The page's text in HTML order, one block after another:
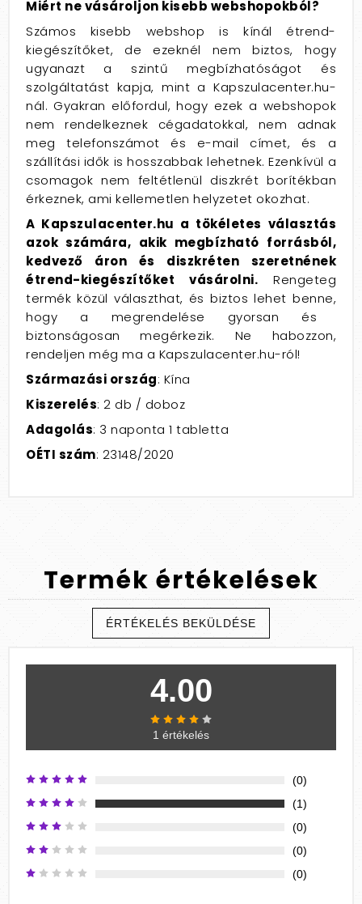
Miért ne vásároljon kisebb webshopokból?
Számos kisebb webshop is kínál étrend-
kiegészítőket, de ezeknél nem biztos, hogy
ugyanazt a szintű megbízhatóságot és
szolgáltatást kapja, mint a Kapszulacenter.hu-
nál. Gyakran előfordul, hogy ezek a webshopok
nem rendelkeznek cégadatokkal, nem adnak
meg telefonszámot és e-mail címet, és a
szállítási idők is hosszabbak lehetnek. Ezenkívül a
csomagok nem feltétlenül diszkrét borítékban
érkeznek, ami kellemetlen helyzetet okozhat.
A Kapszulacenter.hu a tökéletes választás
azok számára, akik megbízható forrásból,
kedvező áron és diszkréten szeretnének
étrend-kiegészítőket vásárolni. Rengeteg
termék közül választhat, és biztos lehet benne,
hogy a megrendelése gyorsan és
biztonságosan megérkezik. Ne habozzon,
rendeljen még ma a Kapszulacenter.hu-ról!
Származási ország: Kína
Kiszerelés: 2 db / doboz
Adagolás: 3 naponta 1 tabletta
OÉTI szám: 23148/2020
Termék értékelések
ÉRTÉKELÉS BEKÜLDÉSE
4.00
1 értékelés
(0)
(1)
(0)
(0)
(0)